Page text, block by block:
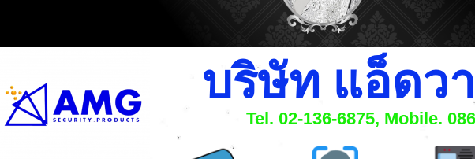
บริษัท แอ็ดว
Tel. 02-136-6875, Mobile.